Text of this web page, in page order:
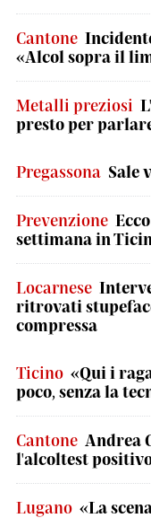
Cantone
«Alcol sopra il
Metalli preziosi
presto per
Pregassona Sale
Prevenzione
settimana in
Locarnese
ritrovati
compressa
Ticino «Qui i
poco, senza la
Cantone Andrea
l'alcoltest
Lugano «La